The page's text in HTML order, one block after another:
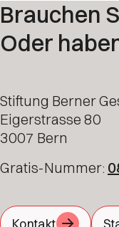
Brauchen
Oder
Stiftung Berner
Eigerstrasse 80
3007 Bern
Gratis-Nummer:
Kontakt